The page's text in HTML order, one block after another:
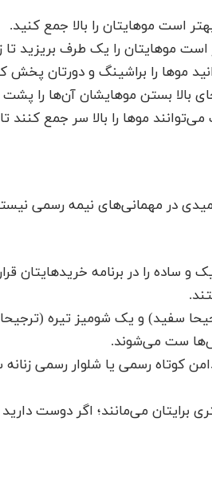
است موهایتان را بالا جمع کنید.
است موهایتان را یک طرف
موها را براشینگ و دورتان پخش
بالا بستن موهایشان آن‌ها را
موها را بالا سر جمع کنند تا
در مهمانی‌های نیمه رسمی
ساده را در برنامه خریدهایتان
سفید) و یک شومیز تیره
ست می‌شوند.
کوتاه رسمی یا شلوار رسمی
می‌مانند؛ اگر دوست دارید